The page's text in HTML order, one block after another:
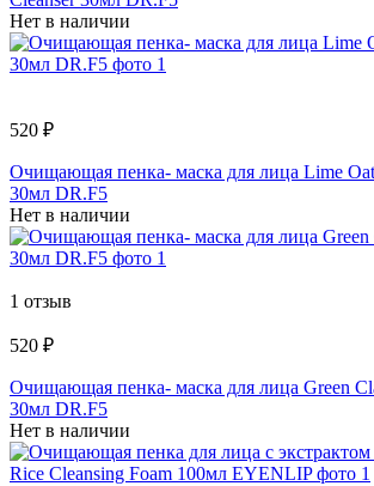
Нет в наличии
520 ₽
Очищающая пенка- маска для лица Lime Oat
30мл DR.F5
Нет в наличии
1 отзыв
520 ₽
Очищающая пенка- маска для лица Green
30мл DR.F5
Нет в наличии